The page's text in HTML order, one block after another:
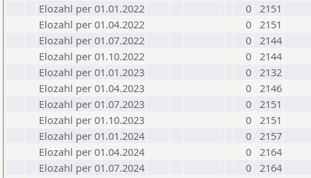
Elozahl per 01.01.2022
0 2151
Elozahl per 01.04.2022
0 2151
Elozahl per 01.07.2022
0 2144
Elozahl per 01.10.2022
0 2144
Elozahl per 01.01.2023
0 2132
Elozahl per 01.04.2023
0 2146
Elozahl per 01.07.2023
0 2151
Elozahl per 01.10.2023
0 2151
Elozahl per 01.01.2024
0 2157
Elozahl per 01.04.2024
0 2164
Elozahl per 01.07.2024
0 2164